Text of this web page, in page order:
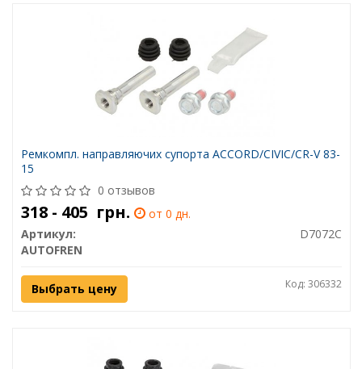
Ремкомпл. направляючих супорта ACCORD/CIVIC/CR-V 83-
15
0 отзывов
318 - 405 грн.
от 0 дн.
Артикул:
D7072C
AUTOFREN
Выбрать цену Код: 306332